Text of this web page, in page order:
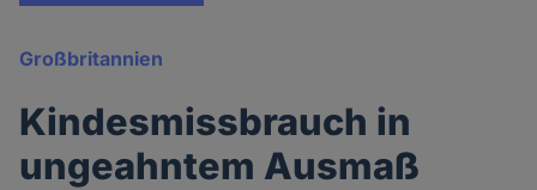
Großbritannien
Kindesmissbrauch in
ungeahntem Ausmaß